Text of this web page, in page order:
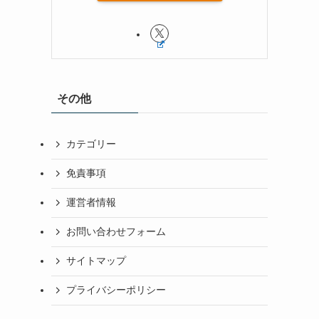
その他
カテゴリー
免責事項
運営者情報
お問い合わせフォーム
サイトマップ
プライバシーポリシー